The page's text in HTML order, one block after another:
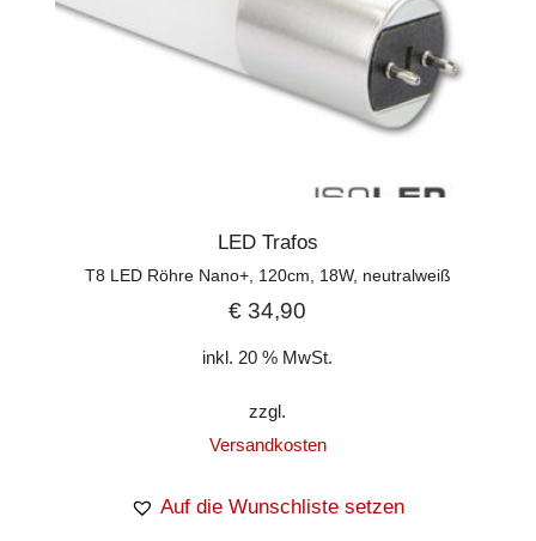
LED Trafos
T8 LED Röhre Nano+, 120cm, 18W, neutralweiß
€ 34,90
inkl. 20 % MwSt.
zzgl.
Versandkosten
Auf die Wunschliste setzen